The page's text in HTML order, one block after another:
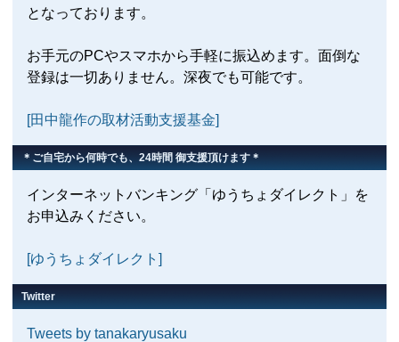
となっております。
お手元のPCやスマホから手軽に振込めます。面倒な
登録は一切ありません。深夜でも可能です。
[田中龍作の取材活動支援基金]
＊ご自宅から何時でも、24時間 御支援頂けます＊
インターネットバンキング「ゆうちょダイレクト」を
お申込みください。
[ゆうちょダイレクト]
Twitter
Tweets by tanakaryusaku